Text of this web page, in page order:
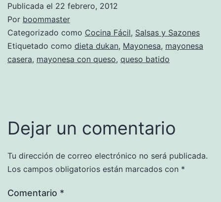
Publicada el 22 febrero, 2012
Por boommaster
Categorizado como Cocina Fácil, Salsas y Sazones
Etiquetado como dieta dukan, Mayonesa, mayonesa
casera, mayonesa con queso, queso batido
Dejar un comentario
Tu dirección de correo electrónico no será publicada.
Los campos obligatorios están marcados con *
Comentario *